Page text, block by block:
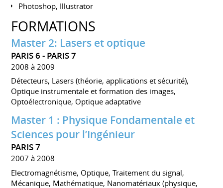
Photoshop, Illustrator
FORMATIONS
Master 2: Lasers et optique
PARIS 6 - PARIS 7
2008 à 2009
Détecteurs, Lasers (théorie, applications et sécurité),
Optique instrumentale et formation des images,
Optoélectronique, Optique adaptative
Master 1 : Physique Fondamentale et
Sciences pour l’Ingénieur
PARIS 7
2007 à 2008
Electromagnétisme, Optique, Traitement du signal,
Mécanique, Mathématique, Nanomatériaux (physique,